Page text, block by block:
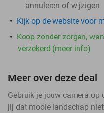
annuleren of wijzigen
Kijk op de website voor
Koop zonder zorgen,
verzekerd (meer info)
Meer over deze deal
Gebruik je jouw camera
jij dat mooie landschap